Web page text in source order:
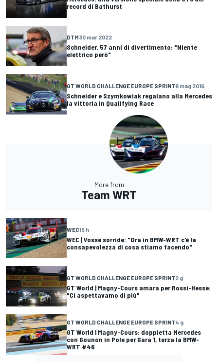
record di Bathurst
DTM30 mar 2022
Schneider, 57 anni di divertimento: "Niente
elettrico però"
GT WORLD CHALLENGE EUROPE SPRINT8 mag 2016
Schneider e Szymkowiak regalano alla Mercedes
la vittoria in Qualifying Race
More from
Team WRT
WEC15 h
WEC | Vosse sorride: "Ora in BMW-WRT c'è la
consapevolezza di cosa stiamo facendo"
GT WORLD CHALLENGE EUROPE SPRINT2 g
GT World | Magny-Cours amara per Rossi-Hesse:
"Ci aspettavamo di più"
GT WORLD CHALLENGE EUROPE SPRINT4 g
GT World | Magny-Cours: doppietta Mercedes
con Gounon in Pole per Gara 1, terza la BMW-
WRT #46